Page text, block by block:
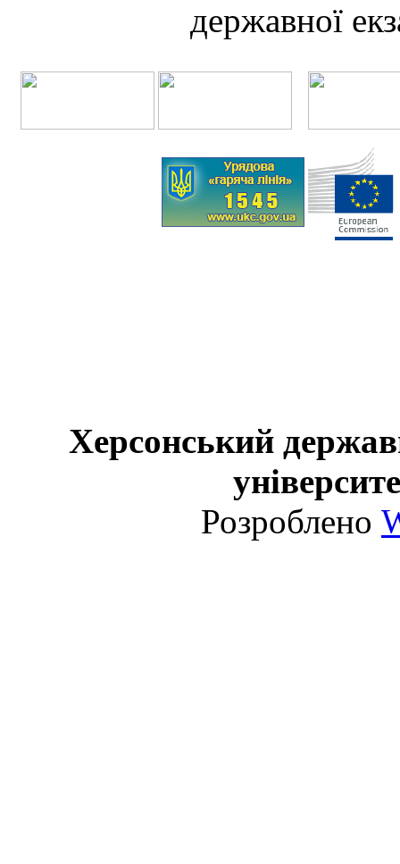
державної
Херсонський
Розроблено